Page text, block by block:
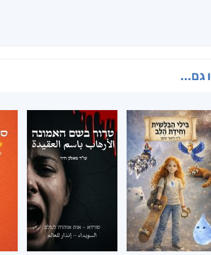
גם...